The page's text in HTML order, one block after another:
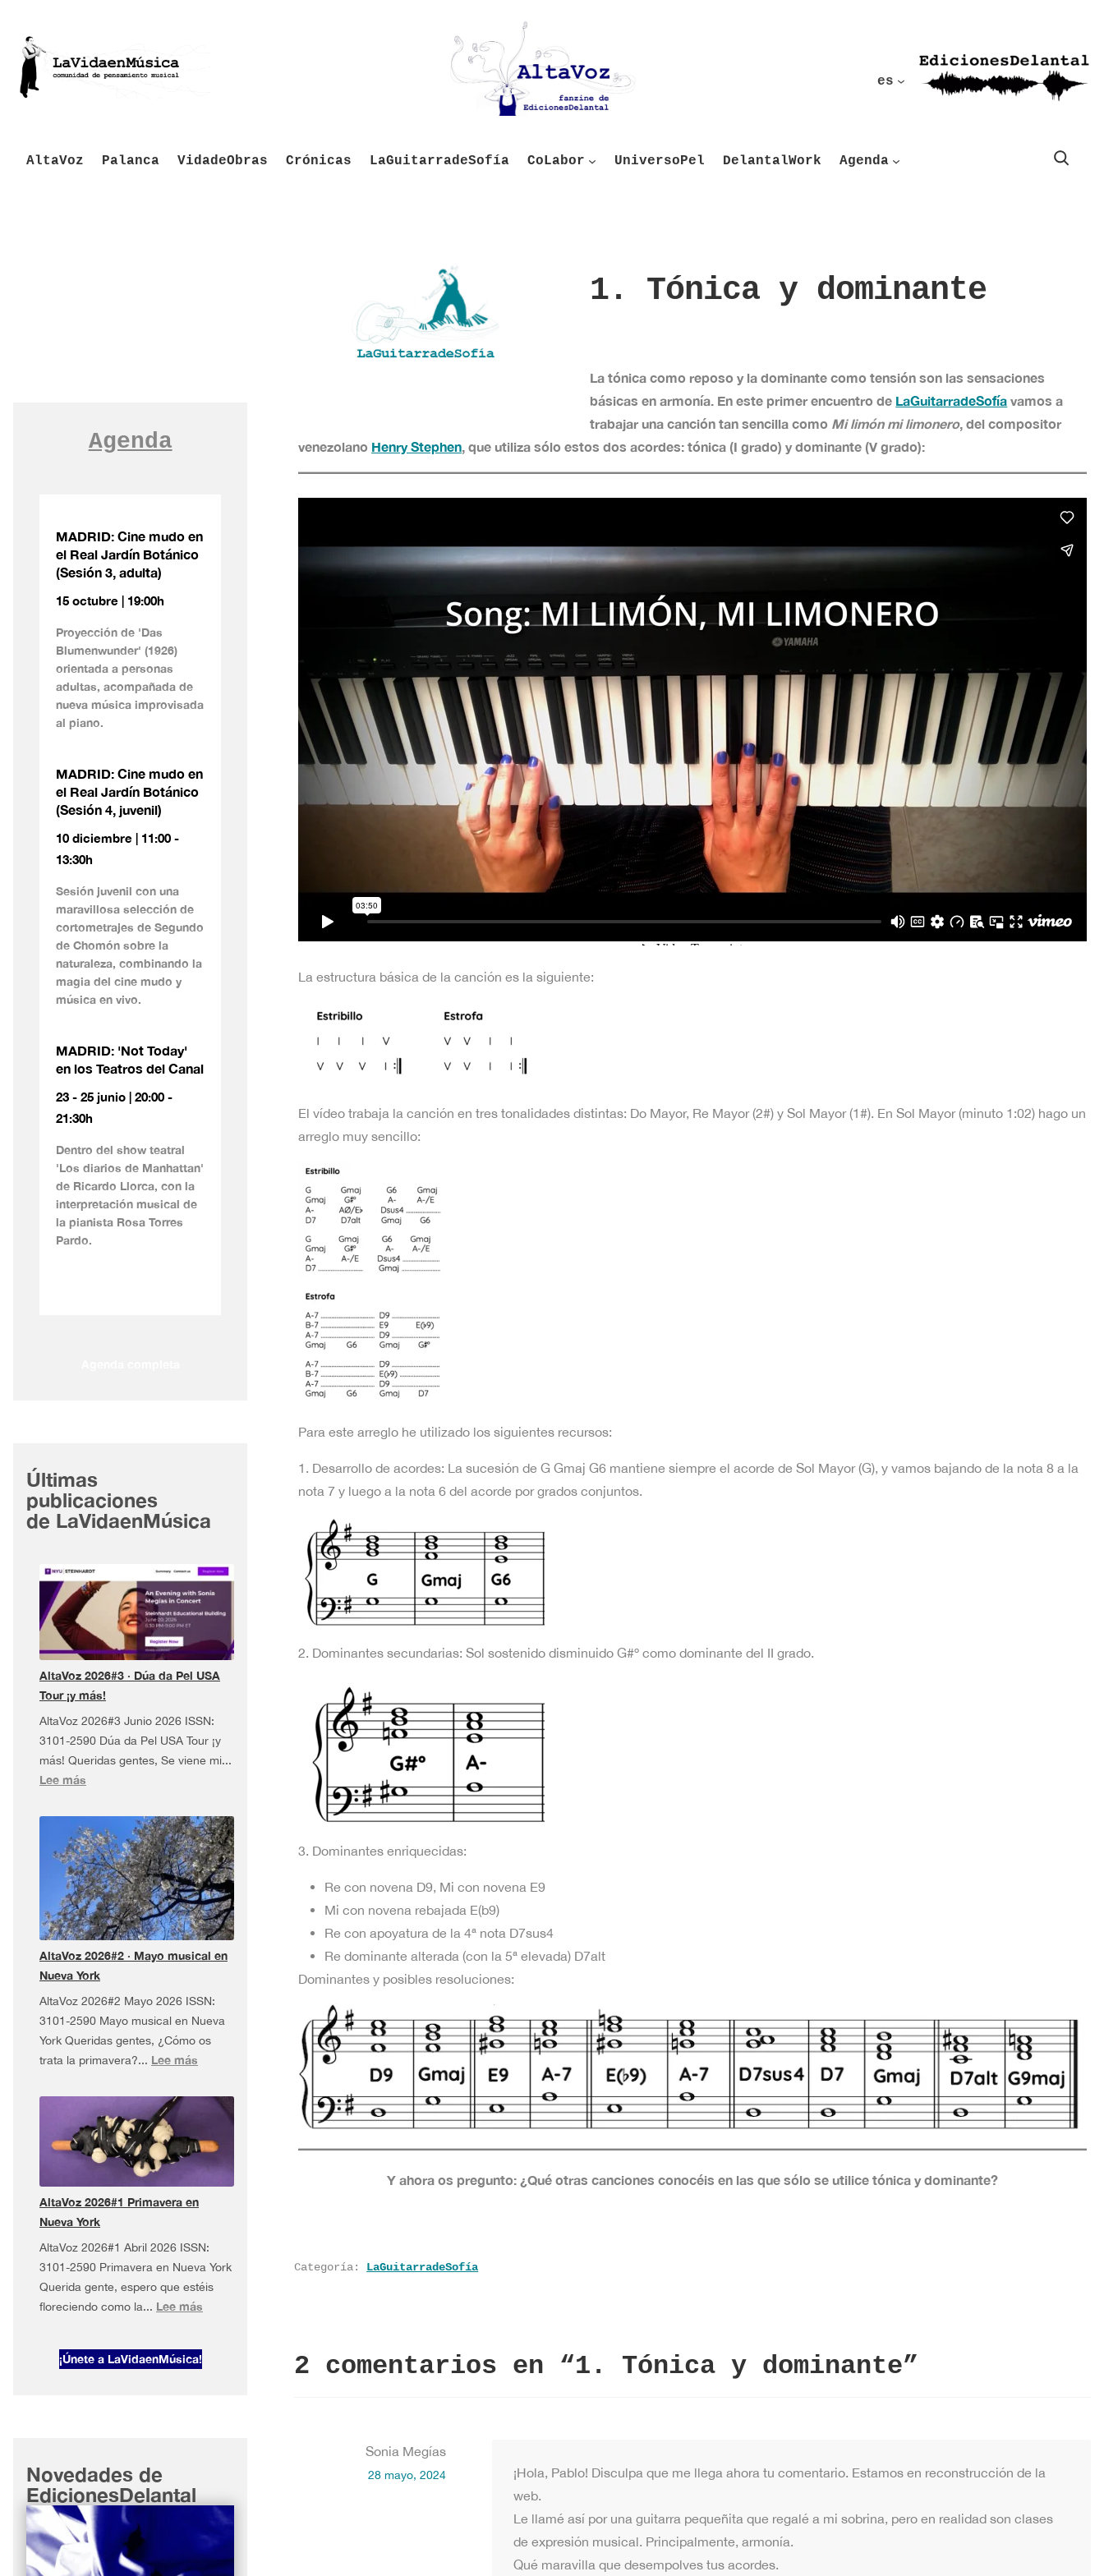
es
AltaVoz Palanca VidadeObras Crónicas LaGuitarradeSofía CoLabor UniversoPel DelantalWork Agenda
Buscar
1. Tónica y dominante
La tónica como reposo y la dominante como tensión son las sensaciones
básicas en armonía. En este primer encuentro de LaGuitarradeSofía vamos a
trabajar una canción tan sencilla como Mi limón mi limonero, del compositor
venezolano Henry Stephen, que utiliza sólo estos dos acordes: tónica (I grado) y dominante (V grado):
La estructura básica de la canción es la siguiente:
El vídeo trabaja la canción en tres tonalidades distintas: Do Mayor, Re Mayor (2#) y Sol Mayor (1#). En Sol Mayor (minuto 1:02) hago un
arreglo muy sencillo:
Para este arreglo he utilizado los siguientes recursos:
1. Desarrollo de acordes: La sucesión de G Gmaj G6 mantiene siempre el acorde de Sol Mayor (G), y vamos bajando de la nota 8 a la
nota 7 y luego a la nota 6 del acorde por grados conjuntos.
2. Dominantes secundarias: Sol sostenido disminuido G#º como dominante del II grado.
3. Dominantes enriquecidas:
Re con novena D9, Mi con novena E9
Mi con novena rebajada E(b9)
Re con apoyatura de la 4ª nota D7sus4
Re dominante alterada (con la 5ª elevada) D7alt
Dominantes y posibles resoluciones:
Y ahora os pregunto: ¿Qué otras canciones conocéis en las que sólo se utilice tónica y dominante?
Categoría: LaGuitarradeSofía
2 comentarios en “1. Tónica y dominante”
Sonia Megías
28 mayo, 2024
¡Hola, Pablo! Disculpa que me llega ahora tu comentario. Estamos en reconstrucción de la
web.
Le llamé así por una guitarra pequeñita que regalé a mi sobrina, pero en realidad son clases
de expresión musical. Principalmente, armonía.
Qué maravilla que desempolves tus acordes.
Agenda
MADRID: Cine mudo en
el Real Jardín Botánico
(Sesión 3, adulta)
15 octubre | 19:00h
Proyección de 'Das
Blumenwunder' (1926)
orientada a personas
adultas, acompañada de
nueva música improvisada
al piano.
MADRID: Cine mudo en
el Real Jardín Botánico
(Sesión 4, juvenil)
10 diciembre | 11:00 -
13:30h
Sesión juvenil con una
maravillosa selección de
cortometrajes de Segundo
de Chomón sobre la
naturaleza, combinando la
magia del cine mudo y
música en vivo.
MADRID: 'Not Today'
en los Teatros del Canal
23 - 25 junio | 20:00 -
21:30h
Dentro del show teatral
'Los diarios de Manhattan'
de Ricardo Llorca, con la
interpretación musical de
la pianista Rosa Torres
Pardo.
Últimas
publicaciones
de LaVidaenMúsica
AltaVoz 2026#3 · Dúa da Pel USA
Tour ¡y más!
AltaVoz 2026#3 Junio 2026 ISSN:
3101-2590 Dúa da Pel USA Tour ¡y
más! Queridas gentes, Se viene mi...
Lee más
2026#3
·
Dúa
da
Pel
USA
Tour
¡y
más!
AltaVoz 2026#2 · Mayo musical en
Nueva York
AltaVoz 2026#2 Mayo 2026 ISSN:
3101-2590 Mayo musical en Nueva
York Queridas gentes, ¿Cómo os
trata la primavera?... Lee más
2026#2
Mayo
musical
Nueva
AltaVoz 2026#1 Primavera en
Nueva York
AltaVoz 2026#1 Abril 2026 ISSN:
3101-2590 Primavera en Nueva York
Querida gente, espero que estéis
floreciendo como la... Lee más
¡Únete a LaVidaenMúsica!
Novedades de
EdicionesDelantal